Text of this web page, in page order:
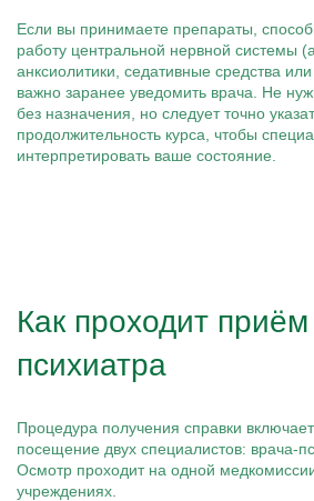
Если вы принимаете препараты,
работу центральной нервной системы
анксиолитики, седативные средства
важно заранее уведомить врача. Не
без назначения, но следует точно
продолжительность курса, чтобы
интерпретировать ваше состояние.
Как проходит приём
психиатра
Процедура получения справки
посещение двух специалистов: врача-
Осмотр проходит на одной
учреждениях.